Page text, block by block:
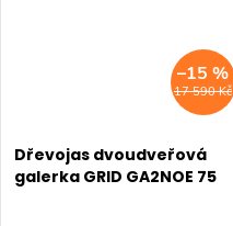
17 590 Kč
–15 %
Dřevojas dvoudveřová
galerka GRID GA2NOE 75